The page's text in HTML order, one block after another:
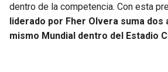
dentro de la competencia. Con esta
liderado por Fher Olvera suma dos
mismo Mundial dentro del Estadio